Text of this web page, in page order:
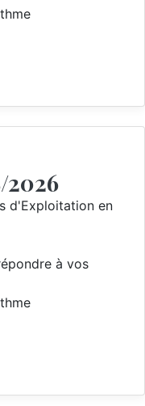
2026
d'Exploitation en
à vos